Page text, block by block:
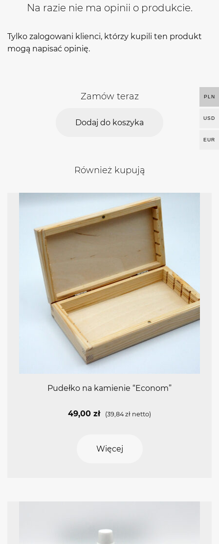
Na razie nie ma opinii o produkcie.
Tylko zalogowani klienci, którzy kupili ten produkt
mogą napisać opinię.
Zamów teraz
Dodaj do koszyka
Również kupują
Pudełko na kamienie “Econom”
49,00 zł (39,84zł netto)
Więcej
PLN
USD
EUR